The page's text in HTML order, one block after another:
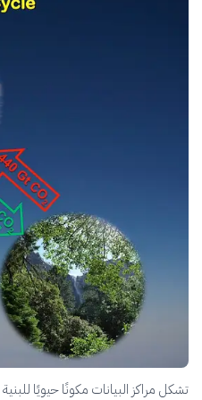
تشكل مراكز البيانات مكونًا حيويًا